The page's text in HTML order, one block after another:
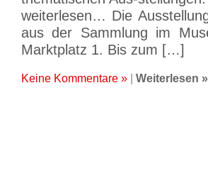
weiterlesen… Die
aus der Sammlung im
Marktplatz 1. Bis zum […]
Keine Kommentare » Weiterlesen »